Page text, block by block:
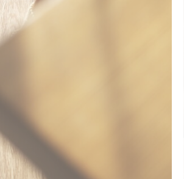
ベーション・増改築
ンリノベーション・一戸建ての増改築